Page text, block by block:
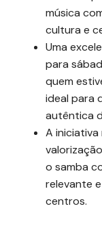
música
cultura e
Uma
para
quem
ideal para
autêntica
A
o samba
relevante
centros.